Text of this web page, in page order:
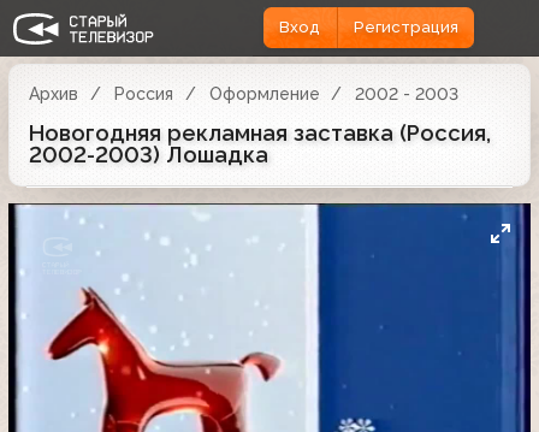
Вход Регистрация
Архив Россия Оформление 2002 - 2003
Новогодняя рекламная заставка (Россия,
2002-2003) Лошадка